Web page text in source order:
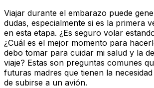
Viajar durante el embarazo puede
dudas, especialmente si es la primera
en esta etapa. ¿Es seguro volar
¿Cuál es el mejor momento para
debo tomar para cuidar mi salud y la
viaje? Estas son preguntas comunes
futuras madres que tienen la
de subirse a un avión.